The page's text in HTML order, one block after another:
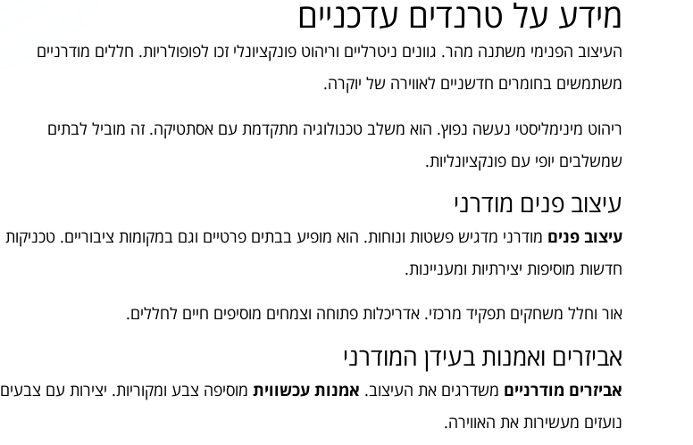
מידע על טרנדים עדכניים
העיצוב הפנימי משתנה מהר. גוונים ניטרליים וריהוט פונקציונלי זכו לפופולריות. חללים מודרניים
משתמשים בחומרים חדשניים לאווירה של יוקרה.
ריהוט מינימליסטי נעשה נפוץ. הוא משלב טכנולוגיה מתקדמת עם אסתטיקה. זה מוביל לבתים
שמשלבים יופי עם פונקציונליות.
עיצוב פנים מודרני
עיצוב פנים מודרני מדגיש פשטות ונוחות. הוא מופיע בבתים פרטיים וגם במקומות ציבוריים. טכניקות
חדשות מוסיפות יצירתיות ומעניינות.
אור וחלל משחקים תפקיד מרכזי. אדריכלות פתוחה וצמחים מוסיפים חיים לחללים.
אביזרים ואמנות בעידן המודרני
אביזרים מודרניים משדרגים את העיצוב. אמנות עכשוויתמוסיפה צבע ומקוריות. יצירות עם צבעים
נועזים מעשירות את האווירה.